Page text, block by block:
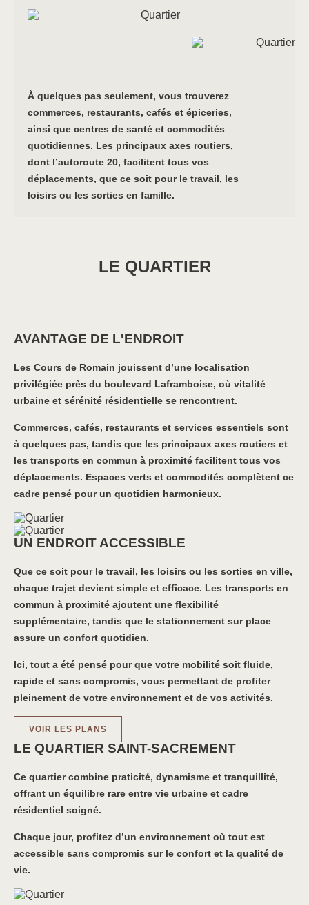
À quelques pas seulement, vous trouverez
commerces, restaurants, cafés et épiceries,
ainsi que centres de santé et commodités
quotidiennes. Les principaux axes routiers,
dont l’autoroute 20, facilitent tous vos
déplacements, que ce soit pour le travail, les
loisirs ou les sorties en famille.
LE QUARTIER
AVANTAGE DE L'ENDROIT
Les Cours de Romain jouissent d’une localisation
privilégiée près du boulevard Laframboise, où vitalité
urbaine et sérénité résidentielle se rencontrent.
Commerces, cafés, restaurants et services essentiels sont
à quelques pas, tandis que les principaux axes routiers et
les transports en commun à proximité facilitent tous vos
déplacements. Espaces verts et commodités complètent ce
cadre pensé pour un quotidien harmonieux.
UN ENDROIT ACCESSIBLE
Que ce soit pour le travail, les loisirs ou les sorties en ville,
chaque trajet devient simple et efficace. Les transports en
commun à proximité ajoutent une flexibilité
supplémentaire, tandis que le stationnement sur place
assure un confort quotidien.
Ici, tout a été pensé pour que votre mobilité soit fluide,
rapide et sans compromis, vous permettant de profiter
pleinement de votre environnement et de vos activités.
VOIR LES PLANS
LE QUARTIER SAINT-SACREMENT
Ce quartier combine praticité, dynamisme et tranquillité,
offrant un équilibre rare entre vie urbaine et cadre
résidentiel soigné.
Chaque jour, profitez d’un environnement où tout est
accessible sans compromis sur le confort et la qualité de
vie.